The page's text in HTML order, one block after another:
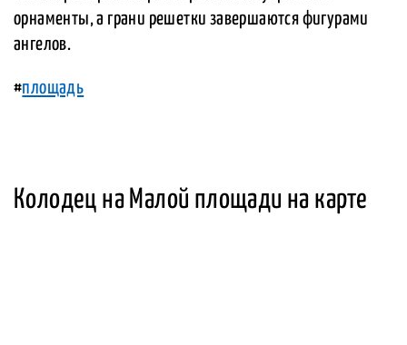
орнаменты, а грани решетки завершаются фигурами
ангелов.
#площадь
Колодец на Малой площади на карте